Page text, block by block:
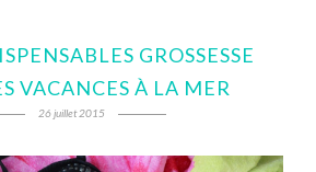
GROSSESSE
VACANCES À LA MER
26 juillet 2015